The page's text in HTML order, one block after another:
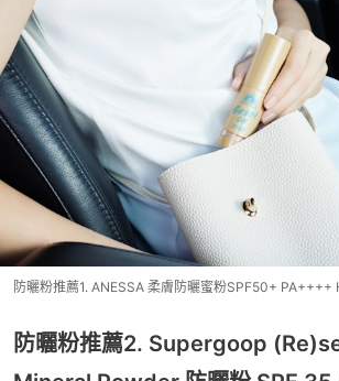
防曬粉推薦1. ANESSA 柔膚防曬蜜粉SPF50+ PA++++
防曬粉推薦2. Supergoop